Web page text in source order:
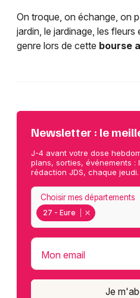
On troque, on échange, on
jardin, le jardinage, les
genre lors de cette bourse
Newsletter : le
J-4 avant votre dose
plans, sorties, événements :
rédaction JDS, chaque jeudi.
27 - Eure
Choisir mes départements
Mon email
Je